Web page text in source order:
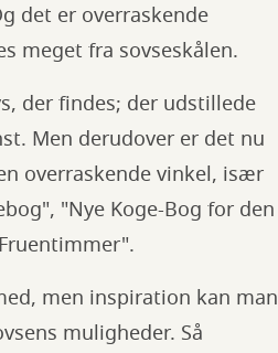
det er overraskende
meget fra sovseskålen.
der findes; der udstillede
Men derudover er det nu
overraskende vinkel, især
"Nye Koge-Bog for den
men inspiration kan man
muligheder. Så